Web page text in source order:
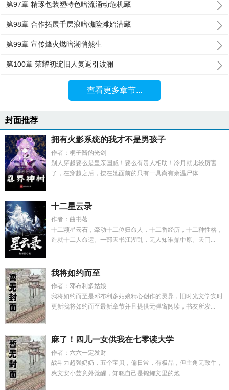
第97章 精琢包装塑特色暗流涌动危机藏
第98章 合作拓展千层浪暗礁险滩始潜藏
第99章 宣传烽火燃暗潮悄然生
第100章 荣耀初绽旧人复返引波澜
查看更多章节...
封面推荐
拥有火影系统的我才不是男孩子
作者：桐子酱的光剑
别人穿越要么是皇亲国戚！要么有贵人相助！冷月就比较厉害
了，在穿越之后，摆在她面前的只有一具尚有余温尸体...
十二星云录
作者：曲书茗
十二颗星云石，牵动十二位归命人，十二番经历，十二种性格，
造就十二人命运。一部天书江湖乱，无人知谁鼎中原。天门...
我将如约而至
作者：邓布利多姑娘
我将如约而至是邓布利多姑娘精心创作的灵异，旧时光文学实时
更新我将如约而至最新章节并且提供无弹窗阅读，书友所发...
麻了！四儿一女供我在七零读大学
作者：六六一定发财
战斗力超强奶奶，五个宝贝，偏日常，有极品，但主角无敌牛，
爽文安小芸意外觉醒，知晓自己是锦鲤文里的炮...